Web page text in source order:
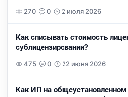
270 0 2 июля 2026
Как списывать стоимость
сублицензировании?
475 0 22 июня 2026
Как ИП на